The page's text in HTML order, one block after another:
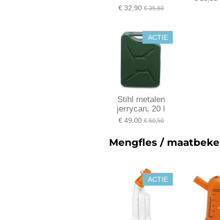
€ 32,90 € 35,60
ACTIE
Stihl metalen
jerrycan, 20 l
€ 49,00 € 50,50
Mengfles /
ACTIE